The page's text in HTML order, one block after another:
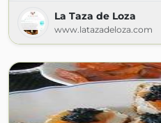
La Taza de Loza
www.latazadeloza.com